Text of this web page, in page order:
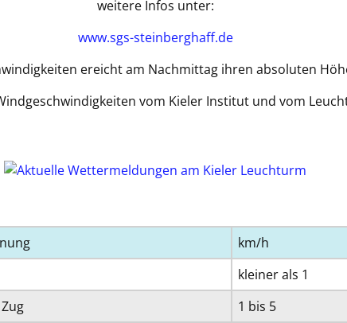
weitere Infos unter:
www.sgs-steinberghaff.de
ereicht am Nachmittag ihren absoluten
vom Kieler Institut und vom
km/h
kleiner als 1
1 bis 5